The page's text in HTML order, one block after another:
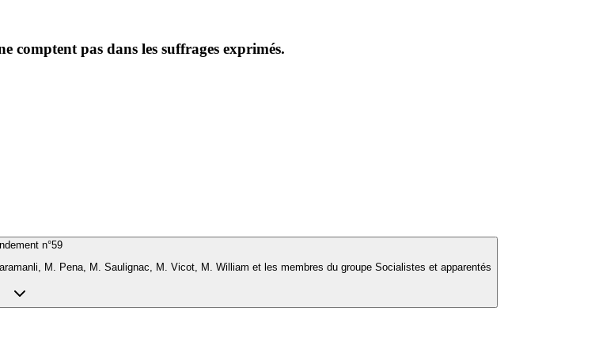
comptent pas dans les suffrages exprimés.
n°59
M. Pena, M. Saulignac, M. Vicot, M. William et les membres du groupe Socialistes et apparentés